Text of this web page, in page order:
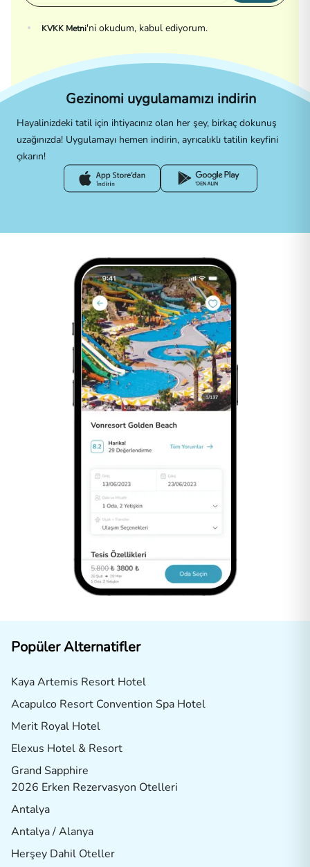
KVKK Metni'ni okudum, kabul ediyorum.
Gezinomi uygulamamızı indirin
Hayalinizdeki tatil için ihtiyacınız olan her şey, birkaç dokunuş
uzağınızda! Uygulamayı hemen indirin, ayrıcalıklı tatilin keyfini
çıkarın!
Popüler Alternatifler
Kaya Artemis Resort Hotel
Acapulco Resort Convention Spa Hotel
Merit Royal Hotel
Elexus Hotel & Resort
Grand Sapphire
2026 Erken Rezervasyon Otelleri
Antalya
Antalya / Alanya
Herşey Dahil Oteller